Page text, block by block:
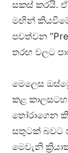
සකස් කරයි.
මඟින් කියවීමේ
පවත්වන
තරඟ වලට
මෙලෙස
කළ
තෝරාගෙන
සතුටක් බවට
මෙවැනි